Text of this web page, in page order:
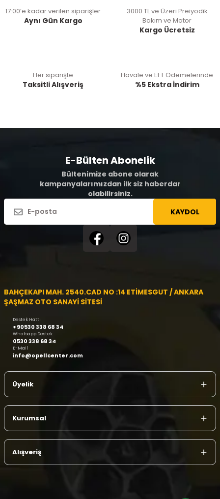
17:00’e kadar verilen siparişler
Aynı Gün Kargo
3000 TL ve Üzeri Preiyodik
Bakım ve Motor
Kargo Ücretsiz
Her siparişte
Taksitli Alışveriş
Havale ve EFT Ödemelerinde
%5 Ekstra İndirim
E-Bülten Abonelik
Bültenimize abone olarak
kampanyalarımızdan ilk siz haberdar
olabilirsiniz.
KAYDOL
BAHÇEKAPI MAH. 2540.CAD NO :14 ETİMESGUT / ANKARA
ŞAŞMAZ OTO SANAYİ SİTESİ
Destek Hattı
+90530 338 68 34
Whatsapp Destek
0530 338 68 34
E-Mail
info@opellcenter.com
Üyelik
Kurumsal
Alışveriş